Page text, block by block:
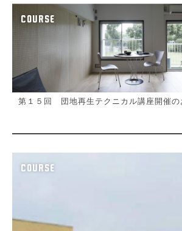
COURSE
第１５回 団地再生テクニカル講座開催の
COURSE